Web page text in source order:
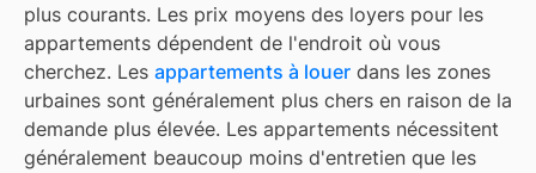
plus courants. Les prix moyens des loyers pour les
appartements dépendent de l'endroit où vous
cherchez. Les appartements à louer dans les zones
urbaines sont généralement plus chers en raison de la
demande plus élevée. Les appartements nécessitent
généralement beaucoup moins d'entretien que les